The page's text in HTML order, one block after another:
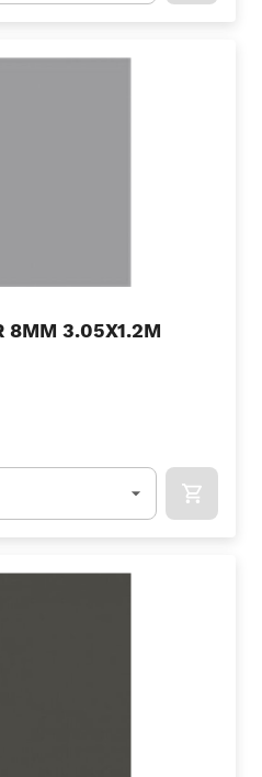
8MM 3.05X1.2M